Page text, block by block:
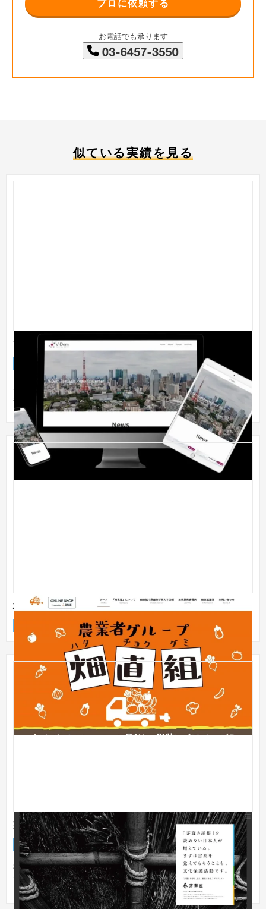
プロに依頼する
お電話でも承ります
似ている実績を見る
V Dem east asia
企業サイト 大学・高校・専門学校
慶応大学に本部を置くV-Dem east asiaの英語サイトです。英語
表現のサイトで、シンプルでわかりやすい構成にしています。
株式会社畑直組
農園・農業 〜30万円
茅葺座
企業サイト NPO・官公庁 〜30万円
神戸市北区を中心に広がる里山エリアの茅葺住宅の公式サイト
です。